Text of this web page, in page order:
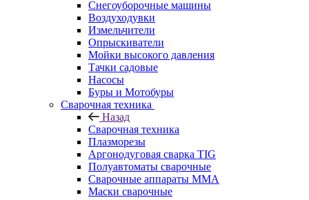
Снегоуборочные машины
Воздуходувки
Измельчители
Опрыскиватели
Мойки высокого давления
Тачки садовые
Насосы
Буры и Мотобуры
Сварочная техника
Назад
Сварочная техника
Плазморезы
Аргонодуговая сварка TIG
Полуавтоматы сварочные
Сварочные аппараты ММА
Маски сварочные